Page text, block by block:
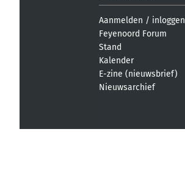
Aanmelden / inloggen
Feyenoord Forum
Stand
Kalender
E-zine (nieuwsbrief)
Nieuwsarchief